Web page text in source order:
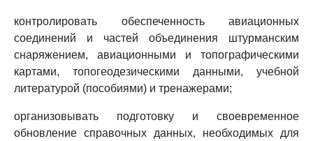
контролировать обеспеченность авиационных
соединений и частей объединения штурманским
снаряжением, авиационными и топографическими
картами, топогеодезическими данными, учебной
литературой (пособиями) и тренажерами;
организовывать подготовку и своевременное
обновление справочных данных, необходимых для